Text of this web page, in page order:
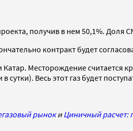
получив в нем 50,1%. Доля
контракт будет
Месторождение считается
Весь этот газ будет
рынокиЦиничный расчет: